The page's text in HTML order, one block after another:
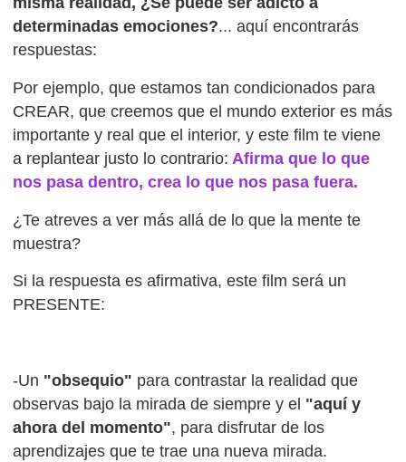
determinadas emociones?... aquí encontrarás
respuestas:
Por ejemplo, que estamos tan condicionados para
CREAR, que creemos que el mundo exterior es más
importante y real que el interior, y este film te viene
a replantear justo lo contrario: Afirma que lo que
nos pasa dentro, crea lo que nos pasa fuera.
¿Te atreves a ver más allá de lo que la mente te
muestra?
Si la respuesta es afirmativa, este film será un
PRESENTE:
-Un "obsequio" para contrastar la realidad que
observas bajo la mirada de siempre y el "aquí y
ahora del momento", para disfrutar de los
aprendizajes que te trae una nueva mirada.